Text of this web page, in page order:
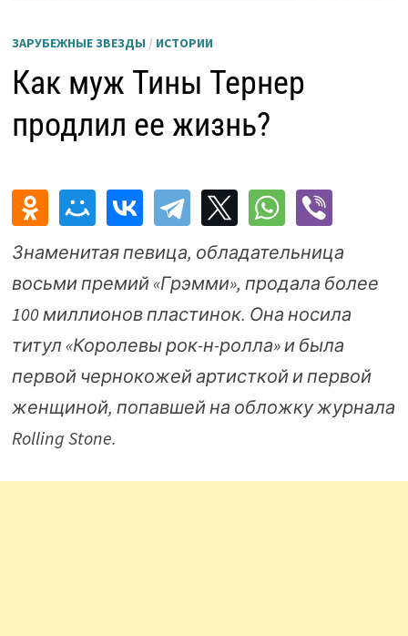
ЗАРУБЕЖНЫЕ ЗВЕЗДЫ / ИСТОРИИ
Как муж Тины Тернер
продлил ее жизнь?
Знаменитая певица, обладательница
восьми премий «Грэмми», продала более
100 миллионов пластинок. Она носила
титул «Королевы рок-н-ролла» и была
первой чернокожей артисткой и первой
женщиной, попавшей на обложку журнала
Rolling Stone.